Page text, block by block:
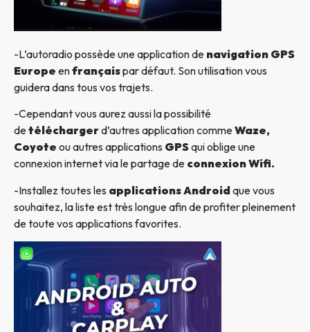
-L’autoradio possède une application de navigation GPS
Europe enfrançaispar défaut. Son utilisation vous
guidera dans tous vos trajets.
-Cependant vous aurez aussi la possibilité
detéléchargerd’autres application commeWaze,
Coyote ou autres applications GPSqui oblige une
connexion internet via le partage de connexion Wifi.
-Installez toutes les applications Android que vous
souhaitez, la liste est très longue afin de profiter pleinement
de toute vos applications favorites.